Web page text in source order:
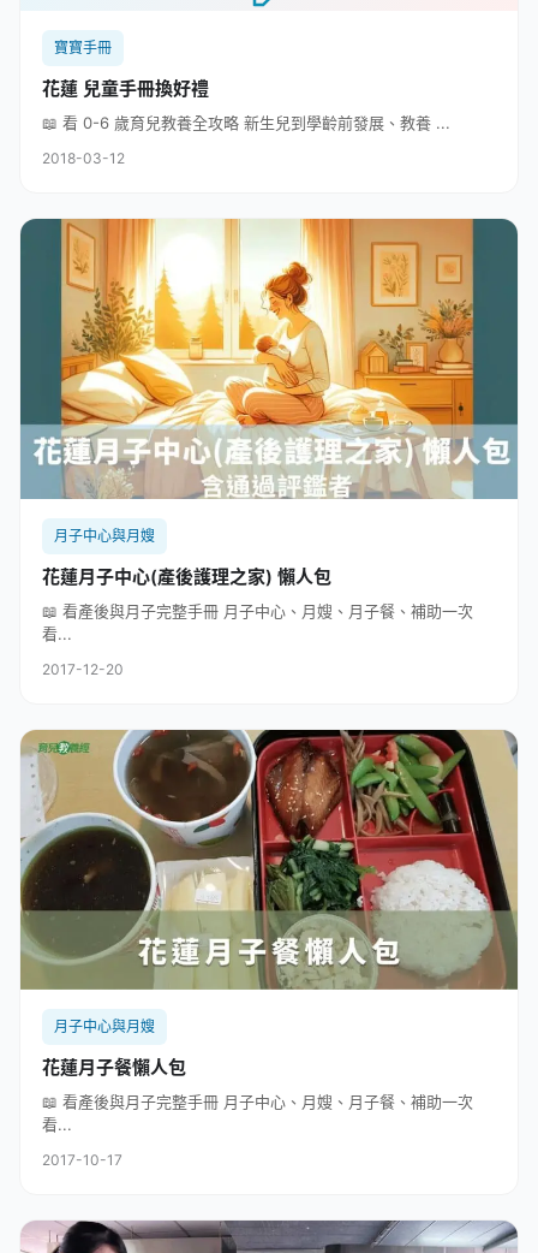
寶寶手冊
花蓮 兒童手冊換好禮
📖 看 0-6 歲育兒教養全攻略 新生兒到學齡前發展、教養 ...
2018-03-12
月子中心與月嫂
花蓮月子中心(產後護理之家) 懶人包
📖 看產後與月子完整手冊 月子中心、月嫂、月子餐、補助一次
看...
2017-12-20
月子中心與月嫂
花蓮月子餐懶人包
📖 看產後與月子完整手冊 月子中心、月嫂、月子餐、補助一次
看...
2017-10-17